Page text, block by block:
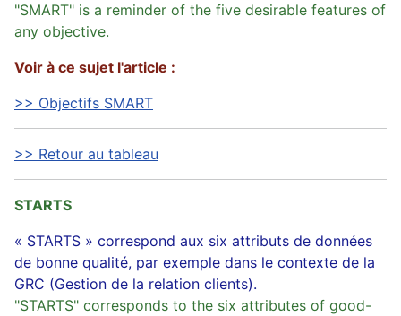
"SMART" is a reminder of the five desirable features of
any objective.
Voir à ce sujet l'article :
>> Objectifs SMART
>> Retour au tableau
STARTS
« STARTS » correspond aux six attributs de données
de bonne qualité, par exemple dans le contexte de la
GRC (Gestion de la relation clients).
"STARTS" corresponds to the six attributes of good-